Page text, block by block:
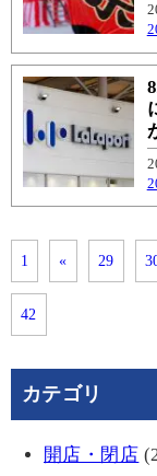
1 « 29
42
カテゴリ
開店・閉店